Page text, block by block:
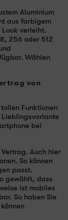
Aluminium
aus farbigem
verleiht.
256 oder 512
Wählen
von
Funktionen
Lieblingsvariante
bei
Auch hier
So können
passt.
gewählt, dass
ist mobiles
So haben Sie